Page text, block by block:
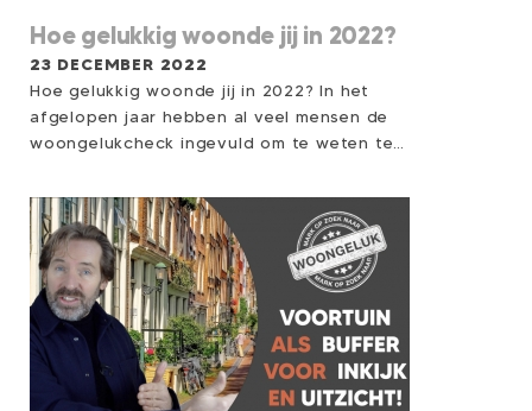
Hoe gelukkig woonde jij in 2022?
23 DECEMBER 2022
Hoe gelukkig woonde jij in 2022? In het
afgelopen jaar hebben al veel mensen de
woongelukcheck ingevuld om te weten te
is.